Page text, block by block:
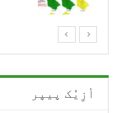
أزِیُک پیپر